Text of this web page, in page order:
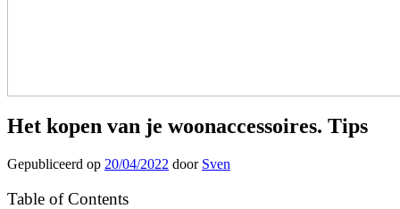
Het kopen van je woonaccessoires. Tips
Gepubliceerd op 20/04/2022 door Sven
Table of Contents